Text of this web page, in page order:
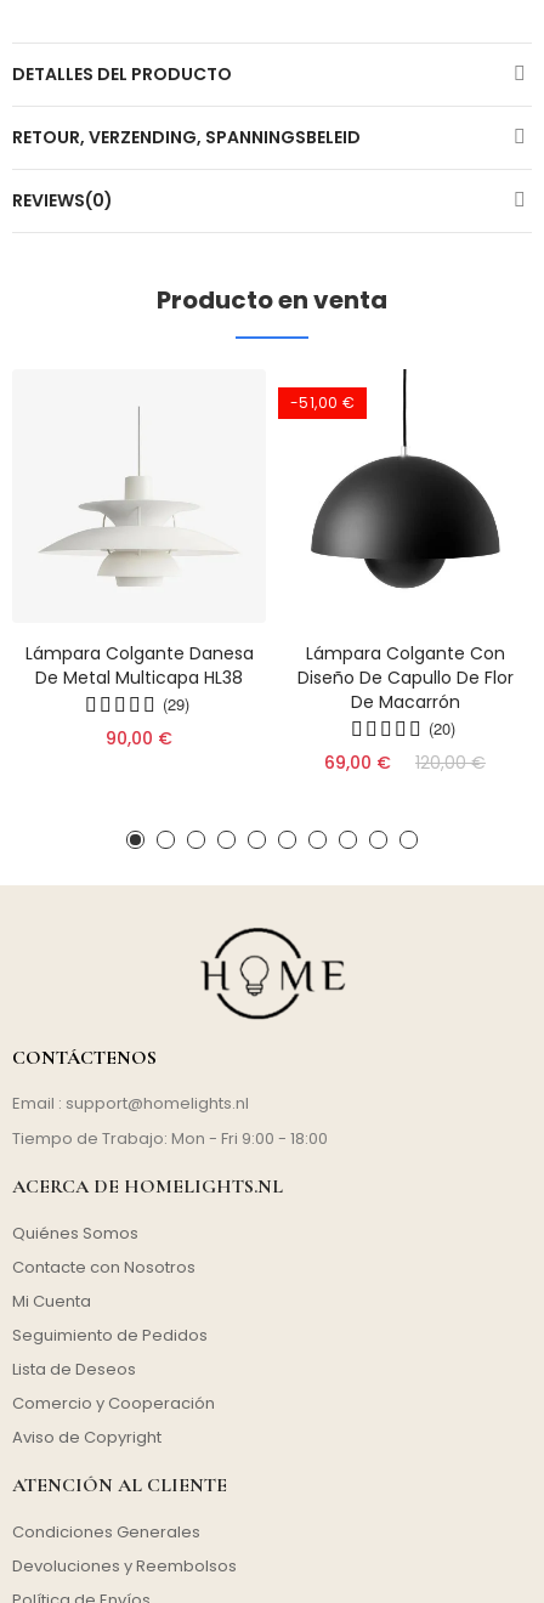
DETALLES DEL PRODUCTO
RETOUR, VERZENDING, SPANNINGSBELEID
REVIEWS(0)
Producto en venta
Lámpara Colgante Danesa
De Metal Multicapa HL38
(29)
90,00 €
-51,00 €
Lámpara Colgante Con
Diseño De Capullo De Flor
De Macarrón
(20)
69,00 € 120,00 €
CONTÁCTENOS
Email : support@homelights.nl
Tiempo de Trabajo: Mon - Fri 9:00 - 18:00
ACERCA DE HOMELIGHTS.NL
Quiénes Somos
Contacte con Nosotros
Mi Cuenta
Seguimiento de Pedidos
Lista de Deseos
Comercio y Cooperación
Aviso de Copyright
ATENCIÓN AL CLIENTE
Condiciones Generales
Devoluciones y Reembolsos